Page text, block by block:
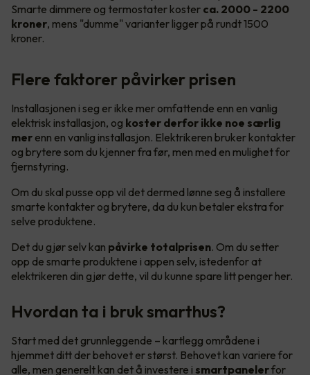
Smarte dimmere og termostater koster ca. 2000 - 2200
kroner, mens "dumme" varianter ligger på rundt 1500
kroner.
Flere faktorer påvirker prisen
Installasjonen i seg er ikke mer omfattende enn en vanlig
elektrisk installasjon, og koster derfor ikke noe særlig
mer enn en vanlig installasjon. Elektrikeren bruker kontakter
og brytere som du kjenner fra før, men med en mulighet for
fjernstyring.
Om du skal pusse opp vil det dermed lønne seg å installere
smarte kontakter og brytere, da du kun betaler ekstra for
selve produktene.
Det du gjør selv kan påvirke totalprisen. Om du setter
opp de smarte produktene i appen selv, istedenfor at
elektrikeren din gjør dette, vil du kunne spare litt penger her.
Hvordan ta i bruk smarthus?
Start med det grunnleggende – kartlegg områdene i
hjemmet ditt der behovet er størst. Behovet kan variere for
alle, men generelt kan det å investere i smartpanelerfor